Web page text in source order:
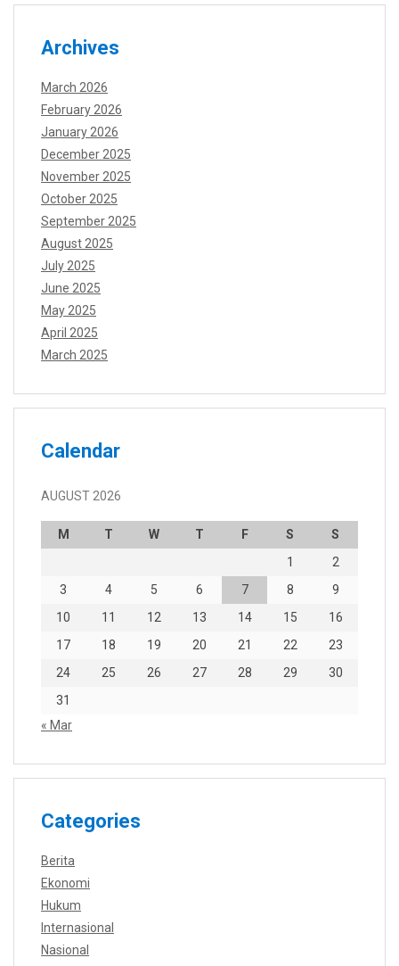
Archives
March 2026
February 2026
January 2026
December 2025
November 2025
October 2025
September 2025
August 2025
July 2025
June 2025
May 2025
April 2025
March 2025
Calendar
AUGUST 2026
M T W T F S
S
1
2
3
4 5 6 7 8
9
10
11 12 13 14 15
16
17
18 19 20 21 22
23
24
25 26 27 28 29
30
31
« Mar
Categories
Berita
Ekonomi
Hukum
Internasional
Nasional